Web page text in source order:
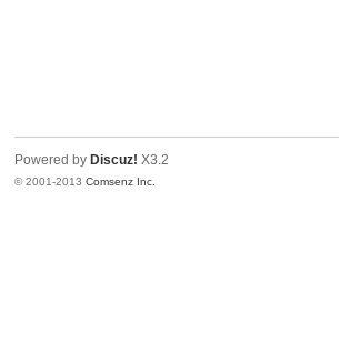
Powered by Discuz! X3.2
© 2001-2013Comsenz Inc.